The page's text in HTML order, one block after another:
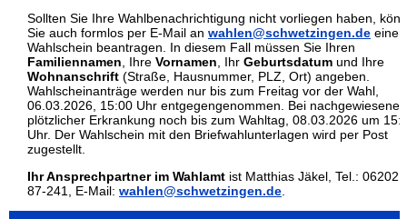
Sollten Sie Ihre Wahlbenachrichtigung nicht vorliegen haben,
Sie auch formlos per E-Mail an wahlen@schwetzingen.de einen
Wahlschein beantragen. In diesem Fall müssen Sie Ihren
Familiennamen, Ihre Vornamen, Ihr Geburtsdatum und Ihre
Wohnanschrift (Straße, Hausnummer, PLZ, Ort) angeben.
Wahlscheinanträge werden nur bis zum Freitag vor der Wahl,
06.03.2026, 15:00 Uhr entgegengenommen. Bei nachgewiesener
plötzlicher Erkrankung noch bis zum Wahltag, 08.03.2026 um
Uhr. Der Wahlschein mit den Briefwahlunterlagen wird per Post
zugestellt.
Ihr Ansprechpartner im Wahlamt ist Matthias Jäkel, Tel.: 06202 /
87-241, E-Mail: wahlen@schwetzingen.de.